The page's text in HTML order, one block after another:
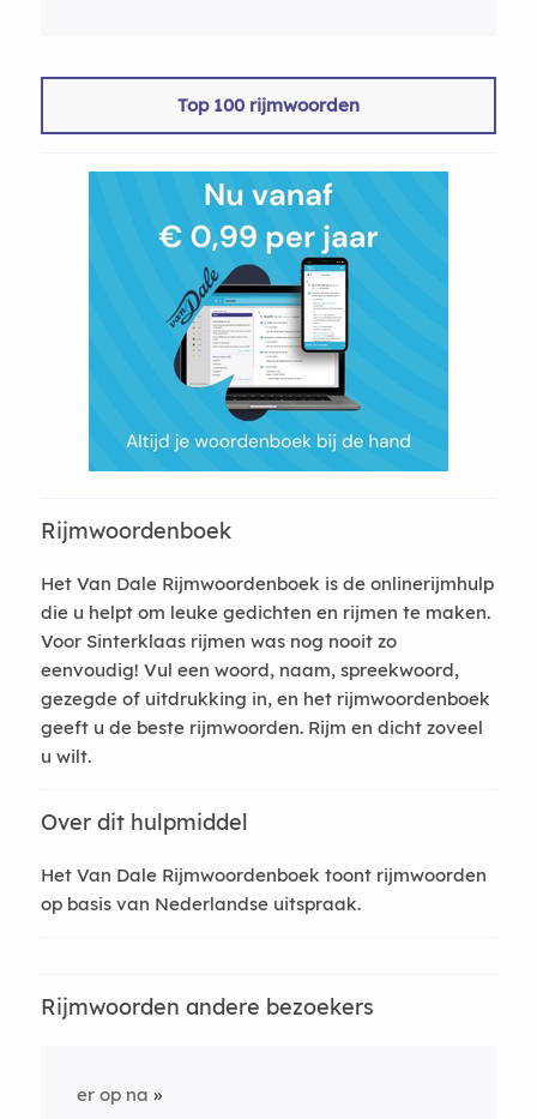
Top 100 rijmwoorden
Rijmwoordenboek
Het Van Dale Rijmwoordenboek is de onlinerijmhulp
die u helpt om leuke gedichten en rijmen te maken.
Voor Sinterklaas rijmen was nog nooit zo
eenvoudig! Vul een woord, naam, spreekwoord,
gezegde of uitdrukking in, en het rijmwoordenboek
geeft u de beste rijmwoorden. Rijm en dicht zoveel
u wilt.
Over dit hulpmiddel
Het Van Dale Rijmwoordenboek toont rijmwoorden
op basis van Nederlandse uitspraak.
Rijmwoorden andere bezoekers
er op na